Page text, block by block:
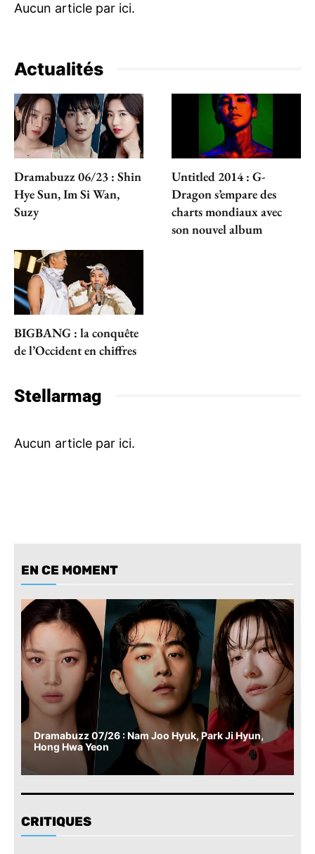
Actualités
Dramabuzz 06/23 : Shin
Hye Sun, Im Si Wan,
Suzy
Untitled 2014 : G-
Dragon s’empare des
charts mondiaux avec
son nouvel album
BIGBANG : la conquête
de l’Occident en chiffres
Stellarmag
EN CE MOMENT
Dramabuzz 07/26 : Nam Joo Hyuk, Park Ji Hyun,
Hong Hwa Yeon
CRITIQUES